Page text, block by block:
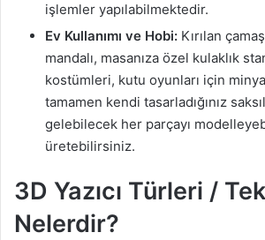
işlemler yapılabilmektedir.
Ev Kullanımı ve Hobi: Kırılan
mandalı, masanıza özel kulaklık
kostümleri, kutu oyunları için
tamamen kendi tasarladığınız
gelebilecek her parçayı
üretebilirsiniz.
3D Yazıcı Türleri /
Nelerdir?